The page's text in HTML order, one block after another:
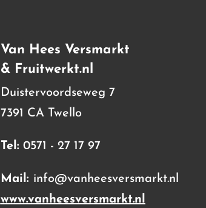
Van Hees Versmarkt
& Fruitwerkt.nl
Duistervoordseweg 7
7391 CA Twello
Tel: 0571 - 27 17 97
Mail: info@vanheesversmarkt.nl
www.vanheesversmarkt.nl